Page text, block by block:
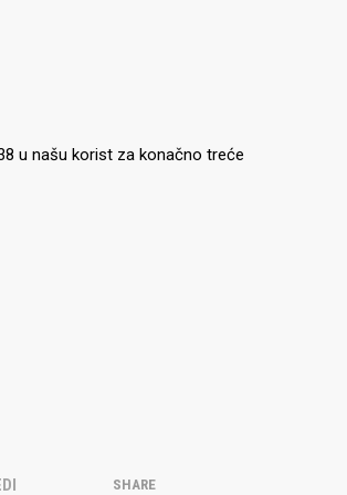
u našu korist za konačno treće
SHARE